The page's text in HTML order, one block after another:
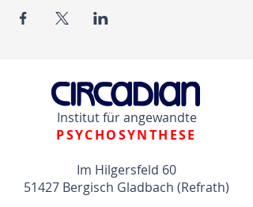
Institut für angewandte
PSYCHOSYNTHESE
Im Hilgersfeld 60
51427 Bergisch Gladbach (Refrath)